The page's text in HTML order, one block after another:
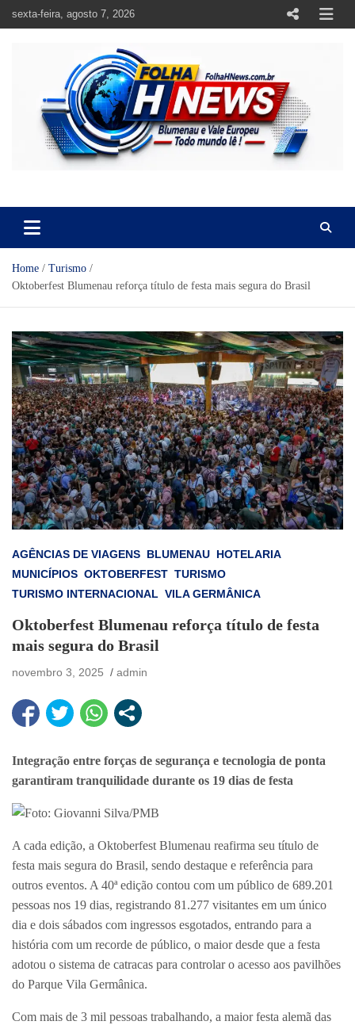
sexta-feira, agosto 7, 2026
Home
Turismo
Oktoberfest Blumenau reforça título de festa mais segura do Brasil
AGÊNCIAS DE VIAGENS BLUMENAU HOTELARIA
MUNICÍPIOS OKTOBERFEST TURISMO
TURISMO INTERNACIONAL VILA GERMÂNICA
Oktoberfest Blumenau reforça título de festa
mais segura do Brasil
novembro 3, 2025 admin
Integração entre forças de segurança e tecnologia de ponta
garantiram tranquilidade durante os 19 dias de festa
Foto: Giovanni Silva/PMB
A cada edição, a Oktoberfest Blumenau reafirma seu título de
festa mais segura do Brasil, sendo destaque e referência para
outros eventos. A 40ª edição contou com um público de 689.201
pessoas nos 19 dias, registrando 81.277 visitantes em um único
dia e dois sábados com ingressos esgotados, entrando para a
história com um recorde de público, o maior desde que a festa
adotou o sistema de catracas para controlar o acesso aos pavilhões
do Parque Vila Germânica.
Com mais de 3 mil pessoas trabalhando, a maior festa alemã das